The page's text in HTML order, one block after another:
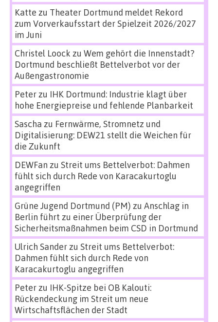
Katte zu Theater Dortmund meldet Rekord
zum Vorverkaufsstart der Spielzeit 2026/2027
im Juni
Christel Loock zu Wem gehört die Innenstadt?
Dortmund beschließt Bettelverbot vor der
Außengastronomie
Peterzu IHK Dortmund: Industrie klagt über
hohe Energiepreise und fehlende Planbarkeit
Sascha zu Fernwärme, Stromnetz und
Digitalisierung: DEW21 stellt die Weichen für
die Zukunft
DEWFan zu Streit ums Bettelverbot: Dahmen
fühlt sich durch Rede von Karacakurtoglu
angegriffen
Grüne Jugend Dortmund (PM) zu Anschlag in
Berlin führt zu einer Überprüfung der
Sicherheitsmaßnahmen beim CSD in Dortmund
Ulrich Sanderzu Streit ums Bettelverbot:
Dahmen fühlt sich durch Rede von
Karacakurtoglu angegriffen
Peterzu IHK-Spitze bei OB Kalouti:
Rückendeckung im Streit um neue
Wirtschaftsflächen der Stadt